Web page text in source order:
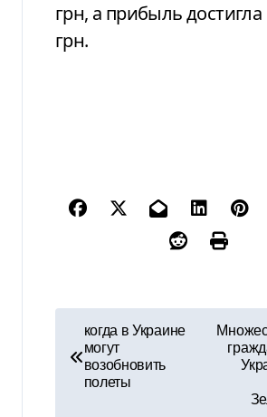
грн, а прибыль
грн.
когда в Украине
могут
возобновить
полеты